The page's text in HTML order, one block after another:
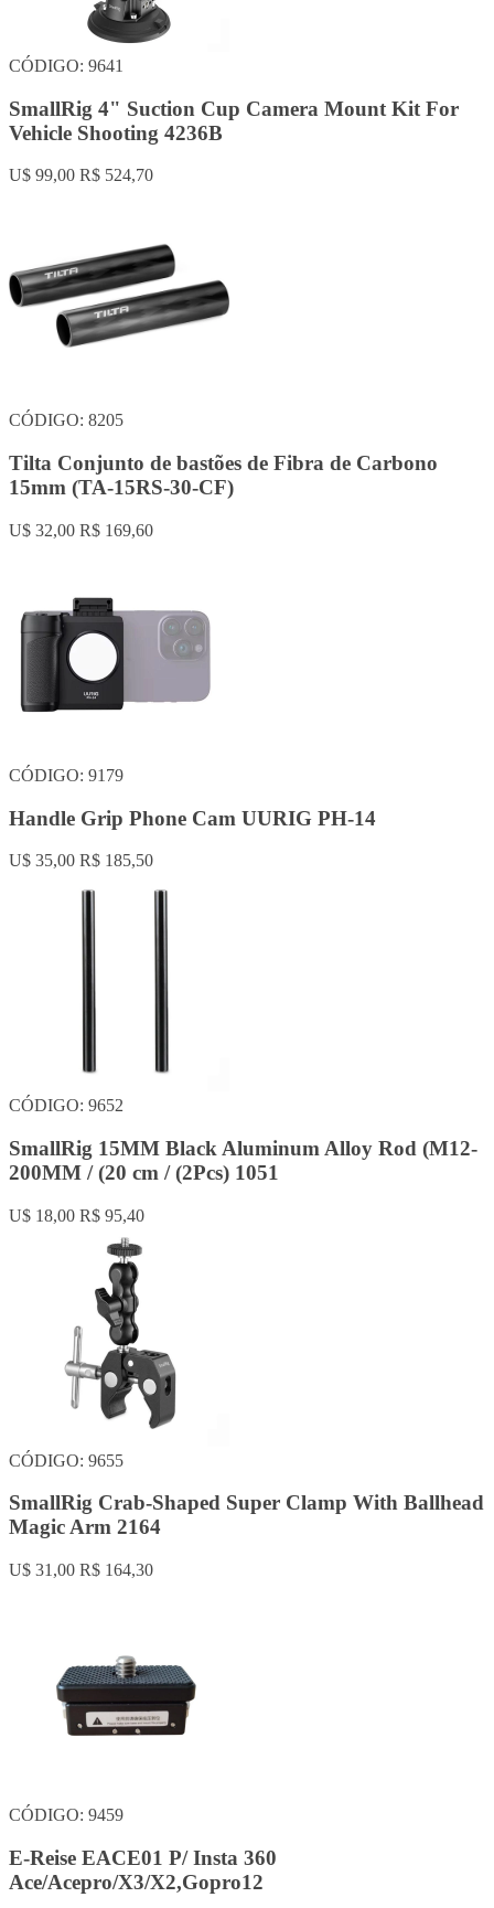
CÓDIGO: 9641
SmallRig 4" Suction Cup Camera Mount Kit For
Vehicle Shooting 4236B
U$ 99,00 R$ 524,70
CÓDIGO: 8205
Tilta Conjunto de bastões de Fibra de Carbono
15mm (TA-15RS-30-CF)
U$ 32,00 R$ 169,60
CÓDIGO: 9179
Handle Grip Phone Cam UURIG PH-14
U$ 35,00 R$ 185,50
CÓDIGO: 9652
SmallRig 15MM Black Aluminum Alloy Rod (M12-
200MM / (20 cm / (2Pcs) 1051
U$ 18,00 R$ 95,40
CÓDIGO: 9655
SmallRig Crab-Shaped Super Clamp With Ballhead
Magic Arm 2164
U$ 31,00 R$ 164,30
CÓDIGO: 9459
E-Reise EACE01 P/ Insta 360
Ace/Acepro/X3/X2,Gopro12